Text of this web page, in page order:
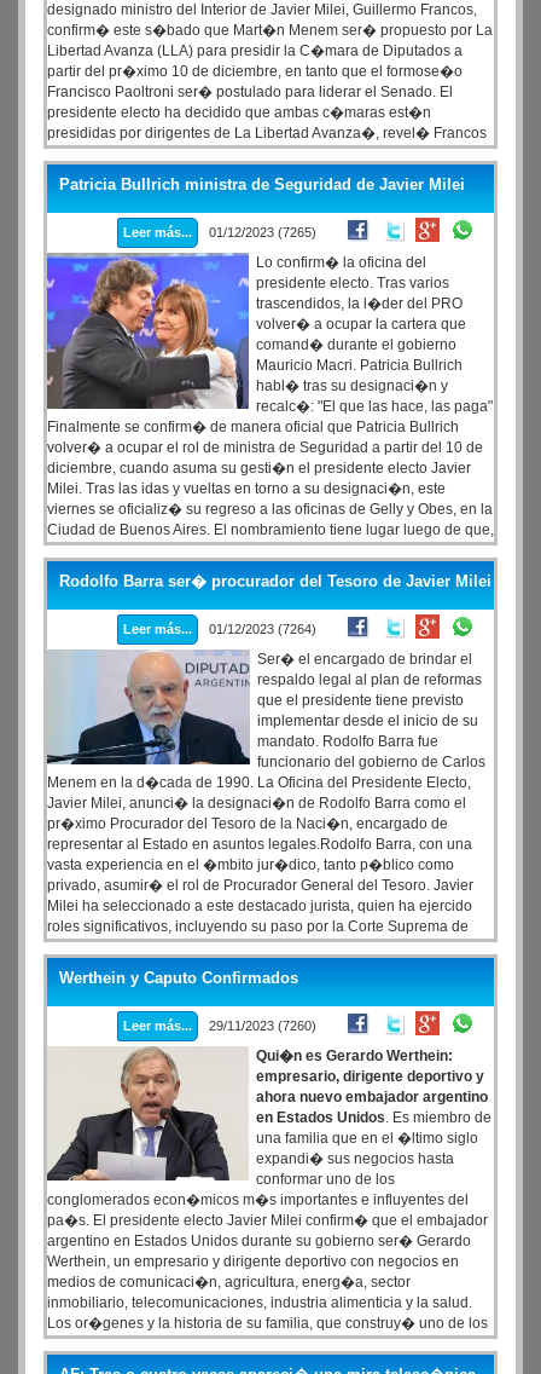
designado ministro del Interior de Javier Milei, Guillermo Francos,
confirm� este s�bado que Mart�n Menem ser� propuesto por La
Libertad Avanza (LLA) para presidir la C�mara de Diputados a
partir del pr�ximo 10 de diciembre, en tanto que el formose�o
Francisco Paoltroni ser� postulado para liderar el Senado. El
presidente electo ha decidido que ambas c�maras est�n
presididas por dirigentes de La Libertad Avanza�, revel� Francos
est� ma�ana en di�logo con radio Mitre. En esa l�nea,
adelant� que Mart�n Menem �va a ser propuesto por el
presidente electo como candidato a presidir la C�mara de
Diputados y en caso del Senado va a proponer a Paoltroni de
Patricia Bullrich ministra de Seguridad de Javier Milei
Leer más... 01/12/2023 (7265)
Lo confirm� la oficina del
presidente electo. Tras varios
trascendidos, la l�der del PRO
volver� a ocupar la cartera que
comand� durante el gobierno
Mauricio Macri. Patricia Bullrich
habl� tras su designaci�n y
recalc�: "El que las hace, las paga"
Finalmente se confirm� de manera oficial que Patricia Bullrich
volver� a ocupar el rol de ministra de Seguridad a partir del 10 de
diciembre, cuando asuma su gesti�n el presidente electo Javier
Milei. Tras las idas y vueltas en torno a su designaci�n, este
viernes se oficializ� su regreso a las oficinas de Gelly y Obes, en la
Ciudad de Buenos Aires. El nombramiento tiene lugar luego de que,
en las �ltimas horas, la excandidata de Juntos por el Cambio
convocara a elecciones en el PRO para 2024 y anunciara que no
presentar� candidatura.
Rodolfo Barra ser� procurador del Tesoro de Javier Milei
Leer más... 01/12/2023 (7264)
Ser� el encargado de brindar el
respaldo legal al plan de reformas
que el presidente tiene previsto
implementar desde el inicio de su
mandato. Rodolfo Barra fue
funcionario del gobierno de Carlos
Menem en la d�cada de 1990. La Oficina del Presidente Electo,
Javier Milei, anunci� la designaci�n de Rodolfo Barra como el
pr�ximo Procurador del Tesoro de la Naci�n, encargado de
representar al Estado en asuntos legales.Rodolfo Barra, con una
vasta experiencia en el �mbito jur�dico, tanto p�blico como
privado, asumir� el rol de Procurador General del Tesoro. Javier
Milei ha seleccionado a este destacado jurista, quien ha ejercido
roles significativos, incluyendo su paso por la Corte Suprema de
Justicia de la Naci�n y su desempe�o como ministro de Justicia
durante la administraci�n de Carlos Sa�l Menem. Se espera que
Barra brinde un s�lido respaldo legal al plan de reformas que el
presidente tiene previsto implementar desde el inicio de su
mandato, seg�n anunciaron desde el equipo del futuro gobierno.
Werthein y Caputo Confirmados
Leer más... 29/11/2023 (7260)
Qui�n es Gerardo Werthein:
empresario, dirigente deportivo y
ahora nuevo embajador argentino
en Estados Unidos. Es miembro de
una familia que en el �ltimo siglo
expandi� sus negocios hasta
conformar uno de los
conglomerados econ�micos m�s importantes e influyentes del
pa�s. El presidente electo Javier Milei confirm� que el embajador
argentino en Estados Unidos durante su gobierno ser� Gerardo
Werthein, un empresario y dirigente deportivo con negocios en
medios de comunicaci�n, agricultura, energ�a, sector
inmobiliario, telecomunicaciones, industria alimenticia y la salud.
Los or�genes y la historia de su familia, que construy� uno de los
holdings m�s importantes del pa�s. Javier Milei presidente electo:
tras su gira por Estados Unidos, confirm� a Caputo en Econom�a